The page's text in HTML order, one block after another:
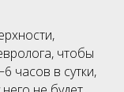
чтобы
часов в сутки,